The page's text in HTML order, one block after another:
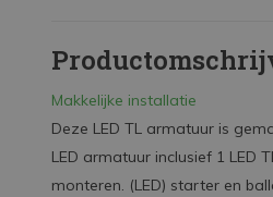
Makkelijke installatie
Deze LED TL armatuur is
LED armatuur inclusief 1 LED
monteren. (LED) starter en